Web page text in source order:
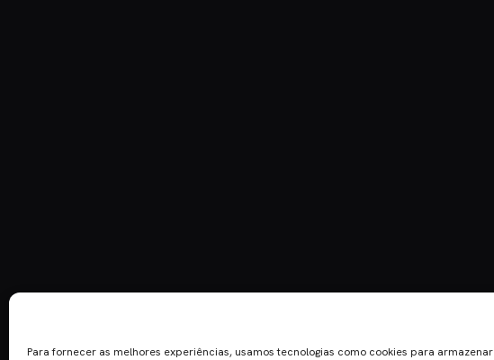
Para fornecer as melhores experiências, usamos tecnologias como cookies para armazenar